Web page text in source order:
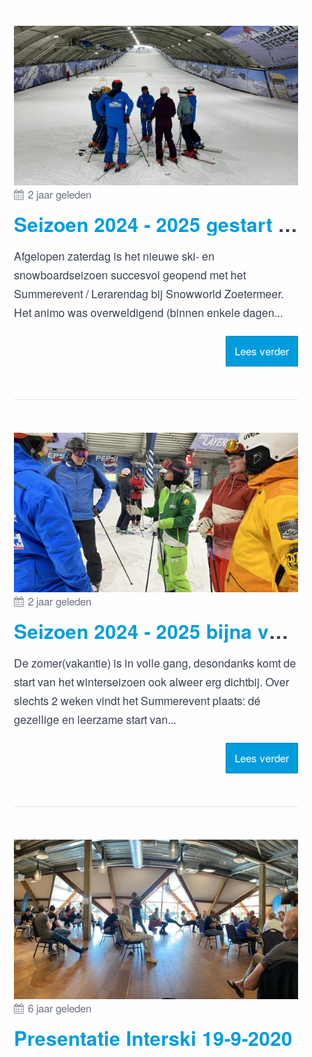
2 jaar geleden
Seizoen 2024 - 2025 gestart met een succesvol Summerevent / Lerarendag
Afgelopen zaterdag is het nieuwe ski- en
snowboardseizoen succesvol geopend met het
Summerevent / Lerarendag bij Snowworld Zoetermeer.
Het animo was overweldigend (binnen enkele dagen...
Lees verder
2 jaar geleden
Seizoen 2024 - 2025 bijna van start
De zomer(vakantie) is in volle gang, desondanks komt de
start van het winterseizoen ook alweer erg dichtbij. Over
slechts 2 weken vindt het Summerevent plaats: dé
gezellige en leerzame start van...
Lees verder
6 jaar geleden
Presentatie Interski 19-9-2020